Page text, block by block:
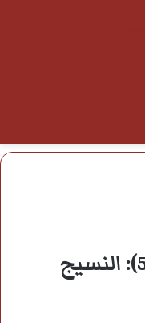
عصر محمد السادس (5): النسيج